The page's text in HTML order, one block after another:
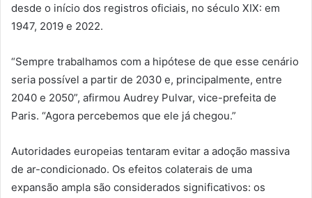
desde o início dos registros oficiais, no século XIX: em
1947, 2019 e 2022.
“Sempre trabalhamos com a hipótese de que esse cenário
seria possível a partir de 2030 e, principalmente, entre
2040 e 2050”, afirmou Audrey Pulvar, vice-prefeita de
Paris. “Agora percebemos que ele já chegou.”
Autoridades europeias tentaram evitar a adoção massiva
de ar-condicionado. Os efeitos colaterais de uma
expansão ampla são considerados significativos: os